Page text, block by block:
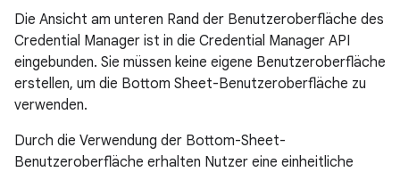
Die Ansicht am unteren Rand der Benutzeroberfläche des
Credential Manager ist in die Credential Manager API
eingebunden. Sie müssen keine eigene Benutzeroberfläche
erstellen, um die Bottom Sheet-Benutzeroberfläche zu
verwenden.
Durch die Verwendung der Bottom-Sheet-
Benutzeroberfläche erhalten Nutzer eine einheitliche